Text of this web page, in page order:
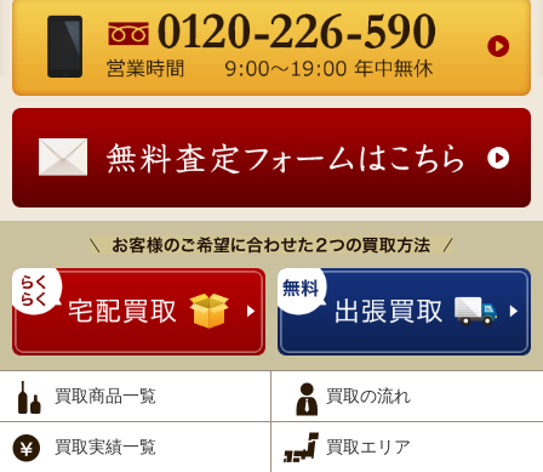
買取商品一覧 買取の流れ
買取実績一覧 買取エリア